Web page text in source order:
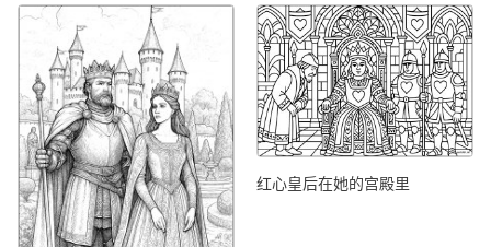
红心皇后在她的宫殿里